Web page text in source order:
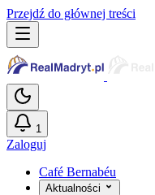
Przejdź do głównej treści
1
Zaloguj
Café Bernabéu
Aktualności